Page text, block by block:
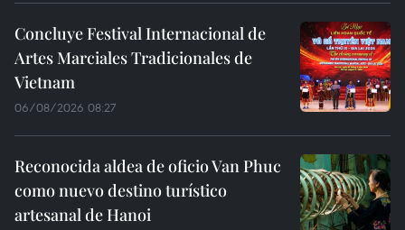
Concluye Festival Internacional de
Artes Marciales Tradicionales de
Vietnam
06/08/2026 08:27
Reconocida aldea de oficio Van Phuc
como nuevo destino turístico
artesanal de Hanoi